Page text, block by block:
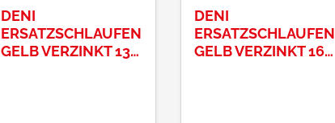
DENI
ERSATZSCHLAUFEN
GELB VERZINKT 13
DENI
ERSATZSCHLAUFEN
GELB VERZINKT 16